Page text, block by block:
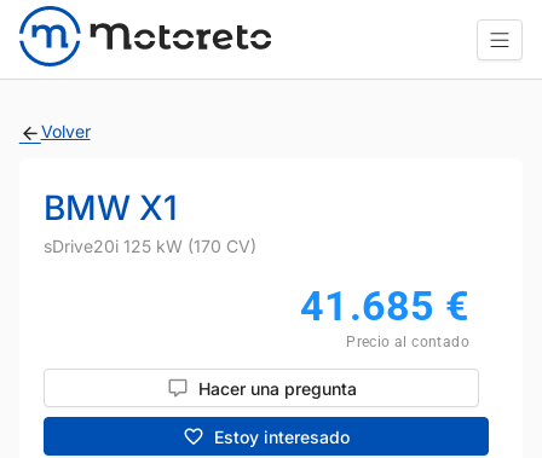
Volver
BMW X1
sDrive20i 125 kW (170 CV)
41.685 €
Precio al contado
Hacer una pregunta
Estoy interesado